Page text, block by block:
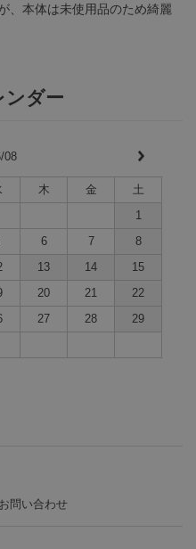
、本体は未使用品のため綺麗
ンダー
08
木 金
土
1
6 7
8
13 14
15
20 21
22
27 28
29
お問い合わせ